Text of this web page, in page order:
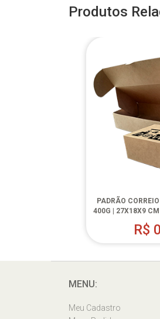
Produtos
PADRÃO
400G | 27X18X9
R$
MENU:
Meu Cadastro